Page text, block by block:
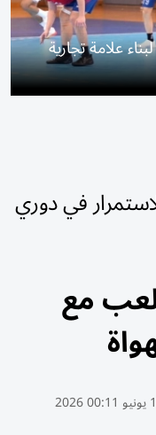
2027 فرصة لبناء علامة تجارية
في دوري
مع